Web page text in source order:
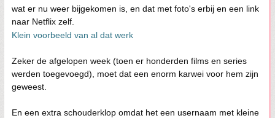
wat er nu weer bijgekomen is, en dat met foto's erbij en een link
naar Netflix zelf.
Klein voorbeeld van al dat werk
Zeker de afgelopen week (toen er honderden films en series
werden toegevoegd), moet dat een enorm karwei voor hem zijn
geweest.
En een extra schouderklop omdat het een usernaam met kleine